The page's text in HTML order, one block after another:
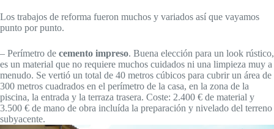
Los trabajos de reforma fueron muchos y variados así que vayamos
punto por punto.
– Perímetro de cemento impreso. Buena elección para un look rústico,
es un material que no requiere muchos cuidados ni una limpieza muy a
menudo. Se vertió un total de 40 metros cúbicos para cubrir un área de
300 metros cuadrados en el perímetro de la casa, en la zona de la
piscina, la entrada y la terraza trasera. Coste: 2.400 € de material y
3.500 € de mano de obra incluída la preparación y nivelado del terreno
subyacente.